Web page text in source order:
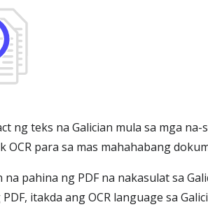
ng teks na Galician mula sa mga na-
para sa mas mahahabang
pahina ng PDF na nakasulat sa
itakda ang OCR language sa